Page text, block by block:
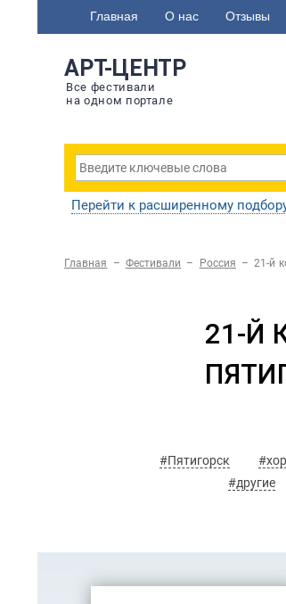
Главная О нас Отзывы
АРТ-ЦЕНТР
Все фестивали
на одном портале
Перейти к расширенному
Главная – Фестивали – Россия –21-й
21-Й
#Пятигорск
#другие